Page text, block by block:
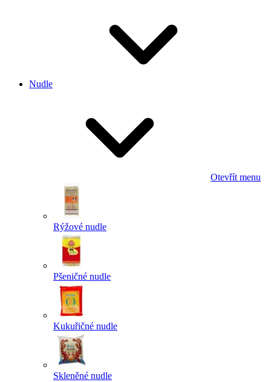
Nudle
Otevřít menu
Rýžové nudle
Pšeničné nudle
Kukuřičné nudle
Skleněné nudle